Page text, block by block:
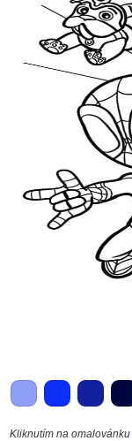
Kliknutím na omalovánku